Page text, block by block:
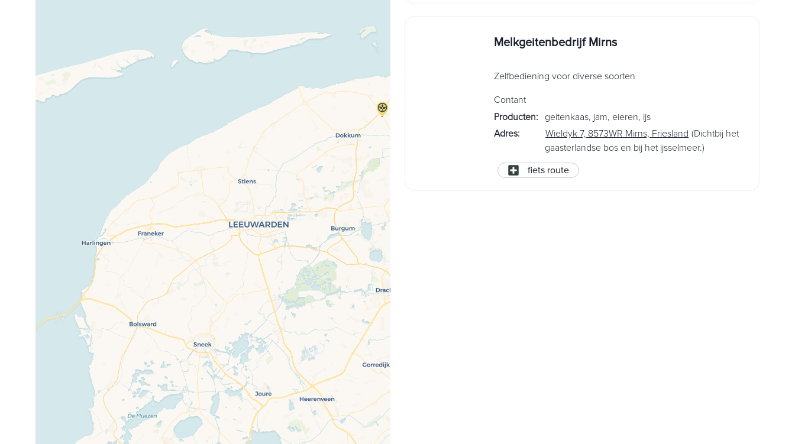
Melkgeitenbedrijf Mirns
Zelfbediening voor diverse soorten
Contant
Producten: geitenkaas, jam, eieren, ijs
Adres: Wieldyk 7, 8573WR Mirns, Friesland (Dichtbij het
gaasterlandse bos en bij het ijsselmeer.)
fiets route